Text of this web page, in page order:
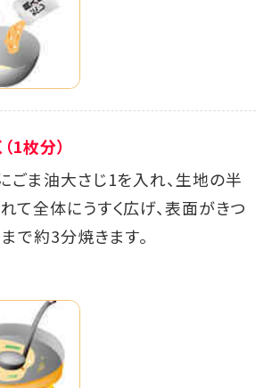
1枚分）
ごま油大さじ1を入れ、生地の半
て全体にうすく広げ、表面がきつ
で約3分焼きます。